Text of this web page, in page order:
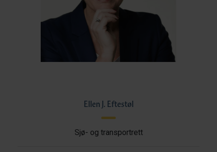
Ellen J. Eftestøl
Sjø- og transportrett